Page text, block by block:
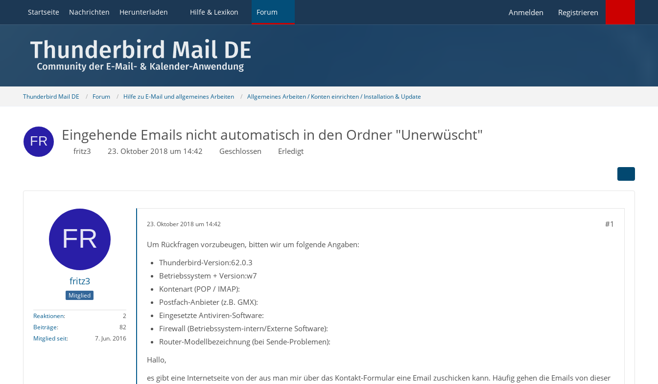
Startseite Nachrichten Herunterladen Hilfe & Lexikon Forum Anmelden Registrieren
Thunderbird Mail DE Forum Hilfe zu E-Mail und allgemeines Arbeiten Allgemeines Arbeiten / Konten einrichten / Installation & Update
Eingehende Emails nicht automatisch in den Ordner "Unerwüscht"
fritz3 23. Oktober 2018 um 14:42 Geschlossen Erledigt
fritz3
Mitglied
Reaktionen
2
Beiträge
82
Mitglied seit
7. Jun. 2016
23. Oktober 2018 um 14:42 #1
Um Rückfragen vorzubeugen, bitten wir um folgende Angaben:
Thunderbird-Version:62.0.3
Betriebssystem + Version:w7
Kontenart (POP / IMAP):
Postfach-Anbieter (z.B. GMX):
Eingesetzte Antiviren-Software:
Firewall (Betriebssystem-intern/Externe Software):
Router-Modellbezeichnung (bei Sende-Problemen):
Hallo,
es gibt eine Internetseite von der aus man mir über das Kontakt-Formular eine Email zuschicken kann. Häufig gehen die Emails von dieser